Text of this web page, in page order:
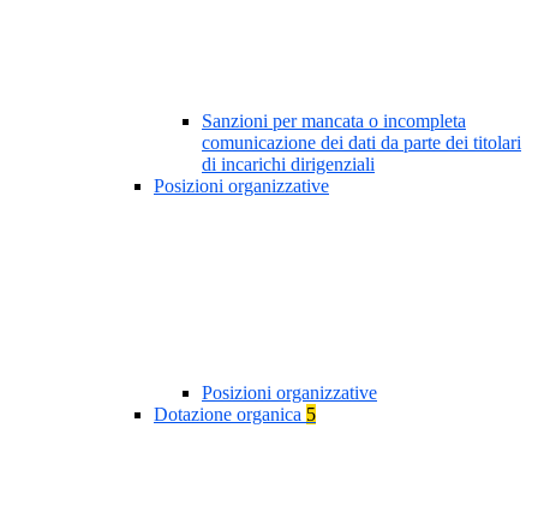
Sanzioni per mancata o incompleta
comunicazione dei dati da parte dei titolari
di incarichi dirigenziali
Posizioni organizzative
Posizioni organizzative
Dotazione organica 5